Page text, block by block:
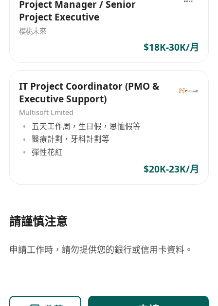
Project Manager / Senior
Project Executive
櫻桃未來
$18K-30K/月
IT Project Coordinator (PMO &
Executive Support)
Multisoft Lmited
五天工作周，生日假，恩恤假等
醫療計劃，牙科計劃等
彈性花紅
$20K-23K/月
請謹慎注意
申請工作時，請勿提供您的銀行或信用卡資料。